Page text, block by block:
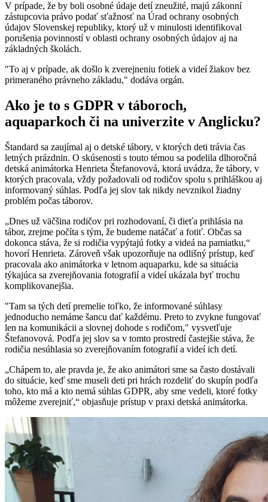
V prípade, že by boli osobné údaje detí zneužité, majú zákonní
zástupcovia právo podať sťažnosť na Úrad ochrany osobných
údajov Slovenskej republiky, ktorý už v minulosti identifikoval
porušenia povinností v oblasti ochrany osobných údajov aj na
základných školách.
"To aj v prípade, ak došlo k zverejneniu fotiek a videí žiakov bez
primeraného právneho základu," dodáva orgán.
Ako je to s GDPR v táboroch,
aquaparkoch či na univerzite v Anglicku?
Štandard sa zaujímal aj o detské tábory, v ktorých deti trávia čas
letných prázdnin. O skúsenosti s touto témou sa podelila dlhoročná
detská animátorka Henrieta Štefanovová, ktorá uvádza, že tábory, v
ktorých pracovala, vždy požadovali od rodičov spolu s prihláškou aj
informovaný súhlas. Podľa jej slov tak nikdy nevznikol žiadny
problém počas táborov.
„Dnes už väčšina rodičov pri rozhodovaní, či dieťa prihlásia na
tábor, zrejme počíta s tým, že budeme natáčať a fotiť. Občas sa
dokonca stáva, že si rodičia vypýtajú fotky a videá na pamiatku,“
hovorí Henrieta. Zároveň však upozorňuje na odlišný prístup, keď
pracovala ako animátorka v letnom aquaparku, kde sa situácia
týkajúca sa zverejňovania fotografií a videí ukázala byť trochu
komplikovanejšia.
"Tam sa tých detí premelie toľko, že informované súhlasy
jednoducho nemáme šancu dať každému. Preto to zvykne fungovať
len na komunikácii a slovnej dohode s rodičom," vysvetľuje
Štefanovová. Podľa jej slov sa v tomto prostredí častejšie stáva, že
rodičia nesúhlasia so zverejňovaním fotografií a videí ich detí.
„Chápem to, ale pravda je, že ako animátori sme sa často dostávali
do situácie, keď sme museli deti pri hrách rozdeliť do skupín podľa
toho, kto má a kto nemá súhlas GDPR, aby sme vedeli, ktoré fotky
môžeme zverejniť,“ objasňuje prístup v praxi detská animátorka.